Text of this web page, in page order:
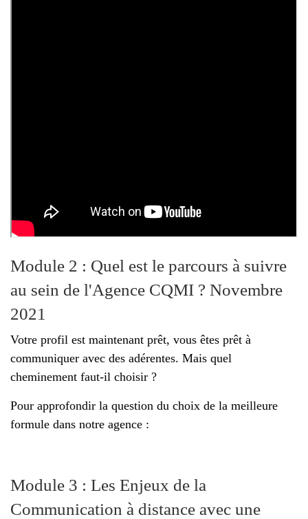
Module 2 : Quel est le parcours à suivre
au sein de l'Agence CQMI ? Novembre
2021
Votre profil est maintenant prêt, vous êtes prêt à
communiquer avec des adérentes. Mais quel
cheminement faut-il choisir ?
Pour approfondir la question du choix de la meilleure
formule dans notre agence :
Module 3 : Les Enjeux de la
Communication à distance avec une